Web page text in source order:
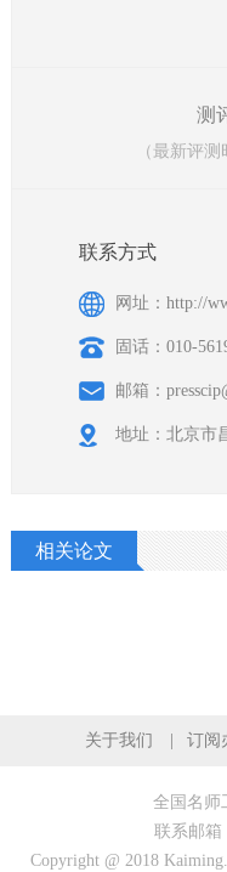
测
（最新评测
联系方式
网址：http://
固话：010-
邮箱：
地址：北京市
相关论文
关于我们 订阅
全国名师
联系邮箱
Copyright @ 2018